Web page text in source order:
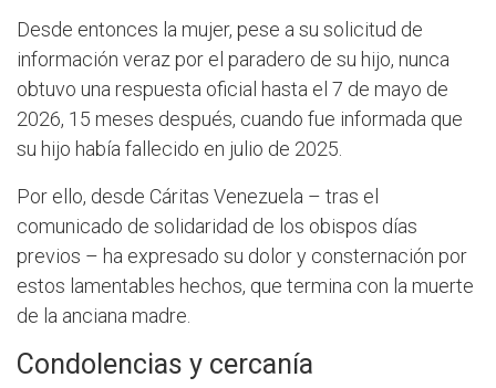
Desde entonces la mujer, pese a su solicitud de
información veraz por el paradero de su hijo, nunca
obtuvo una respuesta oficial hasta el 7 de mayo de
2026, 15 meses después, cuando fue informada que
su hijo había fallecido en julio de 2025.
Por ello, desde Cáritas Venezuela – tras el
comunicado de solidaridad de los obispos días
previos – ha expresado su dolor y consternación por
estos lamentables hechos, que termina con la muerte
de la anciana madre.
Condolencias y cercanía